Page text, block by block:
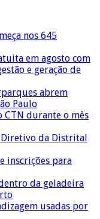
nos 645
em agosto com
e geração de
abrem
Paulo
CTN durante o mês
Diretivo da Distrital
inscrições para
da geladeira
usadas por